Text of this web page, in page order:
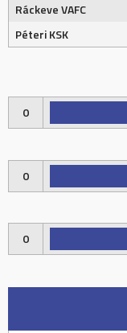
Ráckeve VAFC
Péteri KSK
0
0
0